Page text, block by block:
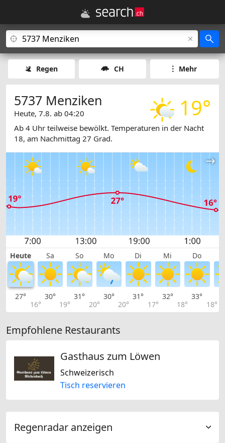
Regen CH Mehr
19°
5737 Menziken
Heute, 7.8. ab 04:20
Ab 4 Uhr teilweise bewölkt. Temperaturen in der Nacht
18, am Nachmittag 27 Grad.
Heute Sa So Mo Di Mi Do
27°
16°
30°
19°
31°
20°
30°
20°
31°
17°
32°
18°
33°
18°
Empfohlene Restaurants
Gasthaus zum Löwen
Schweizerisch
Tisch reservieren
Regenradar anzeigen